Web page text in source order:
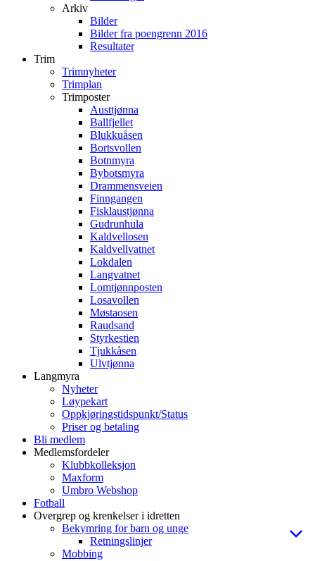
Arkiv
Bilder
Bilder fra poengrenn 2016
Resultater
Trim
Trimnyheter
Trimplan
Trimposter
Austtjønna
Ballfjellet
Blukkuåsen
Bortsvollen
Botnmyra
Bybotsmyra
Drammensveien
Finngangen
Fisklaustjønna
Gudrunhula
Kaldvellosen
Kaldvellvatnet
Lokdalen
Langvatnet
Lomtjønnposten
Losavollen
Møstaosen
Raudsand
Styrkestien
Tjukkåsen
Ulvtjønna
Langmyra
Nyheter
Løypekart
Oppkjøringstidspunkt/Status
Priser og betaling
Bli medlem
Medlemsfordeler
Klubbkolleksjon
Maxform
Umbro Webshop
Fotball
Overgrep og krenkelser i idretten
Bekymring for barn og unge
Retningslinjer
Mobbing